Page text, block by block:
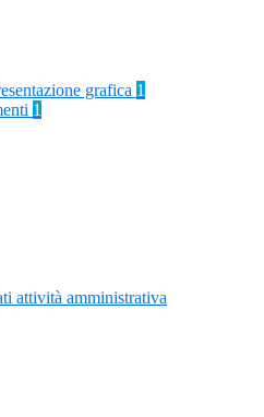
grafica 1
1
attività amministrativa